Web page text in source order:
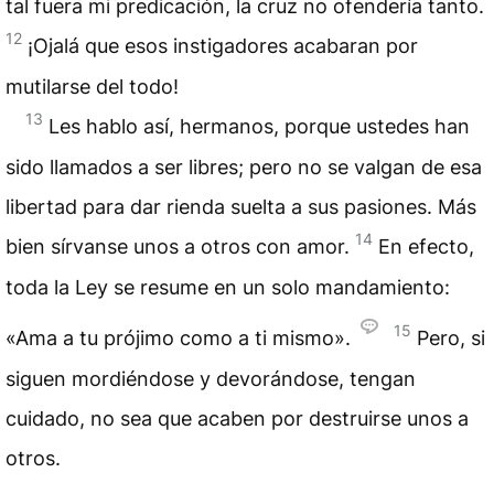
tal fuera mi predicación, la cruz no ofendería tanto.
12 ¡Ojalá que esos instigadores acabaran por
mutilarse del todo!
13 Les hablo así, hermanos, porque ustedes han
sido llamados a ser libres; pero no se valgan de esa
libertad para dar rienda suelta a sus pasiones. Más
bien sírvanse unos a otros con amor. 14 En efecto,
toda la Ley se resume en un solo mandamiento:
«Ama a tu prójimo como a ti mismo». 15 Pero, si
siguen mordiéndose y devorándose, tengan
cuidado, no sea que acaben por destruirse unos a
otros.